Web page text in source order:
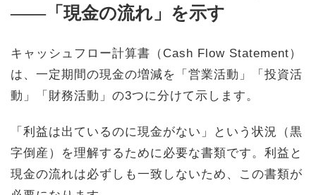
——「現金の流れ」を示す
キャッシュフロー計算書（Cash Flow Statement）
は、一定期間の現金の増減を「営業活動」「投資活
動」「財務活動」の3つに分けて示します。
「利益は出ているのに現金がない」という状況（黒
字倒産）を理解するために必要な書類です。利益と
現金の流れは必ずしも一致しないため、この書類が